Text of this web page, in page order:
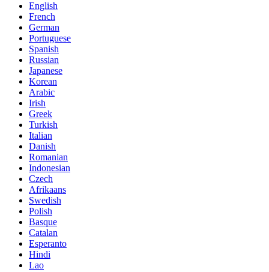
English
French
German
Portuguese
Spanish
Russian
Japanese
Korean
Arabic
Irish
Greek
Turkish
Italian
Danish
Romanian
Indonesian
Czech
Afrikaans
Swedish
Polish
Basque
Catalan
Esperanto
Hindi
Lao